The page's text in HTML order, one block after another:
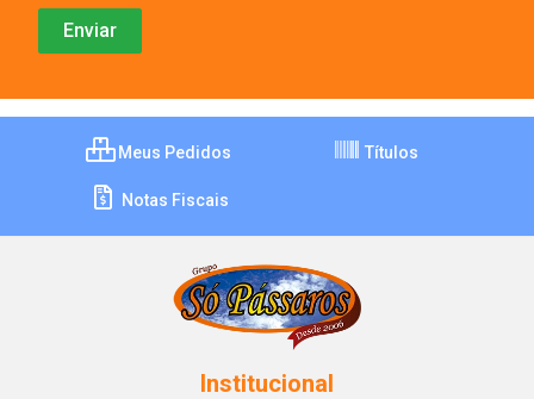
Meus Pedidos Títulos
Notas Fiscais
Institucional